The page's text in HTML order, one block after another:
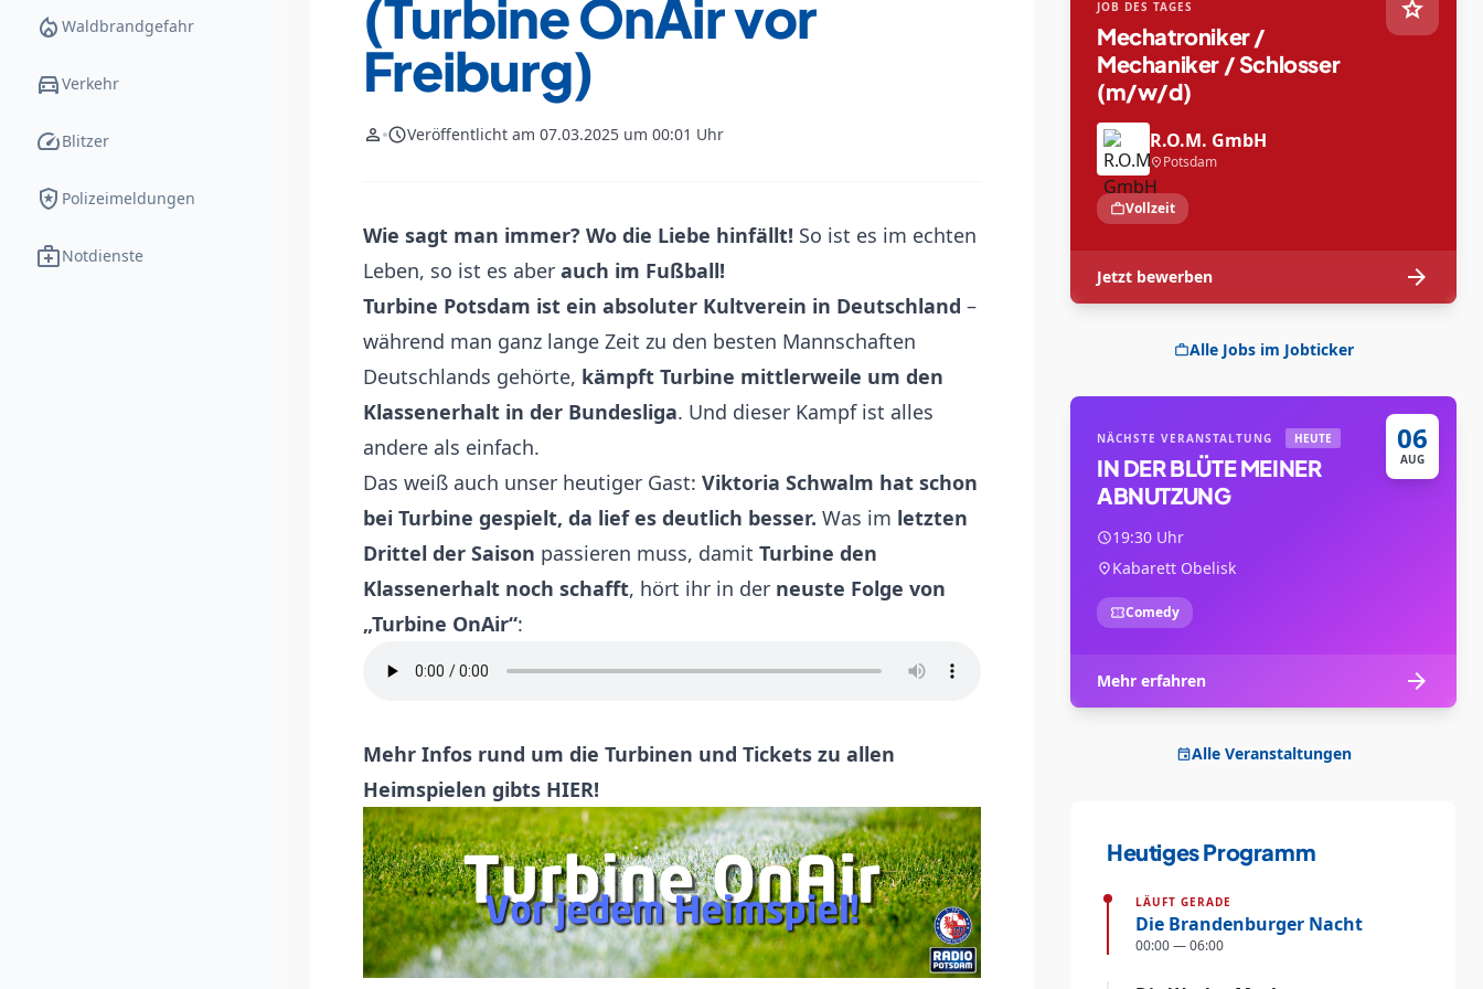
local_fire_department Waldbrandgefahr
directions_carVerkehr
speedBlitzer
local_police Polizeimeldungen
medical_servicesNotdienste
(Turbine OnAir vor
Freiburg)
person scheduleVeröffentlicht am 07.03.2025 um 00:01 Uhr
Wie sagt man immer? Wo die Liebe hinfällt! So ist es im echten
Leben, so ist es aber auch im Fußball!
Turbine Potsdam ist ein absoluter Kultverein in Deutschland –
während man ganz lange Zeit zu den besten Mannschaften
Deutschlands gehörte, kämpft Turbine mittlerweile um den
Klassenerhalt in der Bundesliga. Und dieser Kampf ist alles
andere als einfach.
Das weiß auch unser heutiger Gast: Viktoria Schwalm hat schon
bei Turbine gespielt, da lief es deutlich besser. Was im letzten
Drittel der Saison passieren muss, damit Turbine den
Klassenerhalt noch schafft, hört ihr in der neuste Folge von
„Turbine OnAir“:
Mehr Infos rund um die Turbinen und Tickets zu allen
Heimspielen gibts HIER!
star
JOB DES TAGES
Mechatroniker /
Mechaniker / Schlosser
(m/w/d)
R.O.M. GmbH
location_on Potsdam
workVollzeit
Jetzt bewerben arrow_forward
workAlle Jobs im Jobticker
06
AUG
NÄCHSTE VERANSTALTUNG HEUTE
IN DER BLÜTE MEINER
ABNUTZUNG
schedule19:30 Uhr
location_onKabarett Obelisk
confirmation_numberComedy
Mehr erfahren arrow_forward
eventAlle Veranstaltungen
Heutiges Programm
LÄUFT GERADE
Die Brandenburger Nacht
00:00 — 06:00